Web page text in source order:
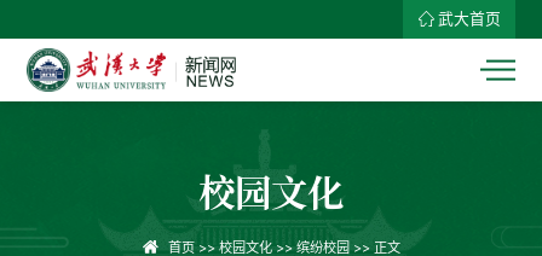
武大首页
校园文化
首页>> 校园文化>> 缤纷校园 >> 正文